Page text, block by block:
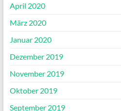
April 2020
März 2020
Januar 2020
Dezember 2019
November 2019
Oktober 2019
September 2019